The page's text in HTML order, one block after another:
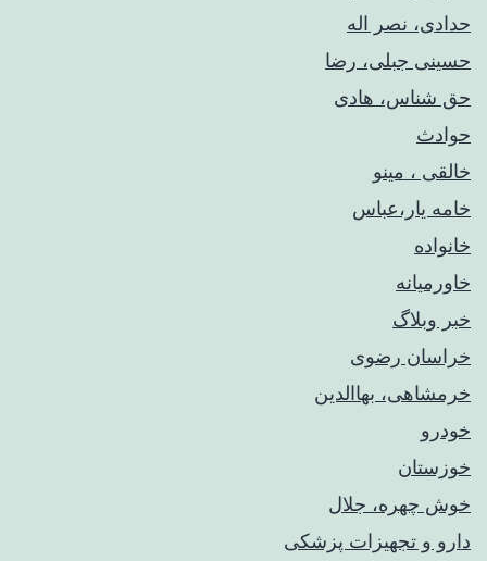
حدادی، نصر اله
حسینی جبلی، رضا
حق شناس، هادی
حوادث
خالقی ، مینو
خامه یار،عباس
خانواده
خاورمیانه
خبر وبلاگ
خراسان رضوی
خرمشاهی، بهاالدین
خودرو
خوزستان
خوش چهره، جلال
دارو و تجهیزات پزشکی